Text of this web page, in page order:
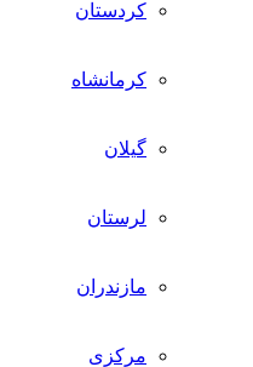
کردستان
کرمانشاه
گیلان
لرستان
مازندران
مرکزی